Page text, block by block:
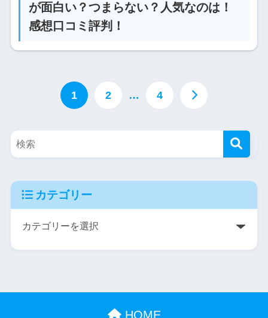
が面白い？つまらない？人気なのは！
感想口コミ評判！
1 2 … 4
カテゴリー
HOME